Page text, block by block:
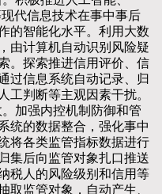
代信息技术在事中事后
的智能化水平。利用大数
由计算机自动识别风险疑
。探索推进信用评价、信
过信息系统自动记录、归
工判断等主观因素干扰。
加强内控机制防御和管
统的数据整合，强化事中
将各类监管指标数据进行
集后向监管对象扎口推送
税人的风险级别和信用等
取监管对象，自动产生、